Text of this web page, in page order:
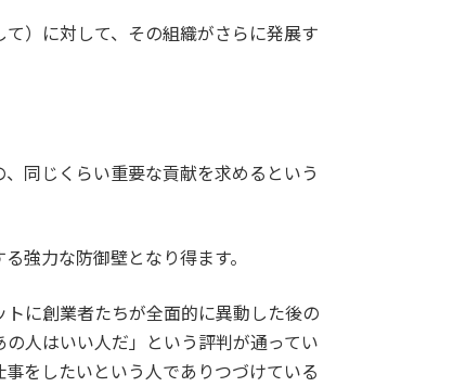
）に対して、その組織がさらに発展す
同じくらい重要な貢献を求めるという
強力な防御壁となり得ます。
に創業者たちが全面的に異動した後の
人はいい人だ」という評判が通ってい
をしたいという人でありつづけている